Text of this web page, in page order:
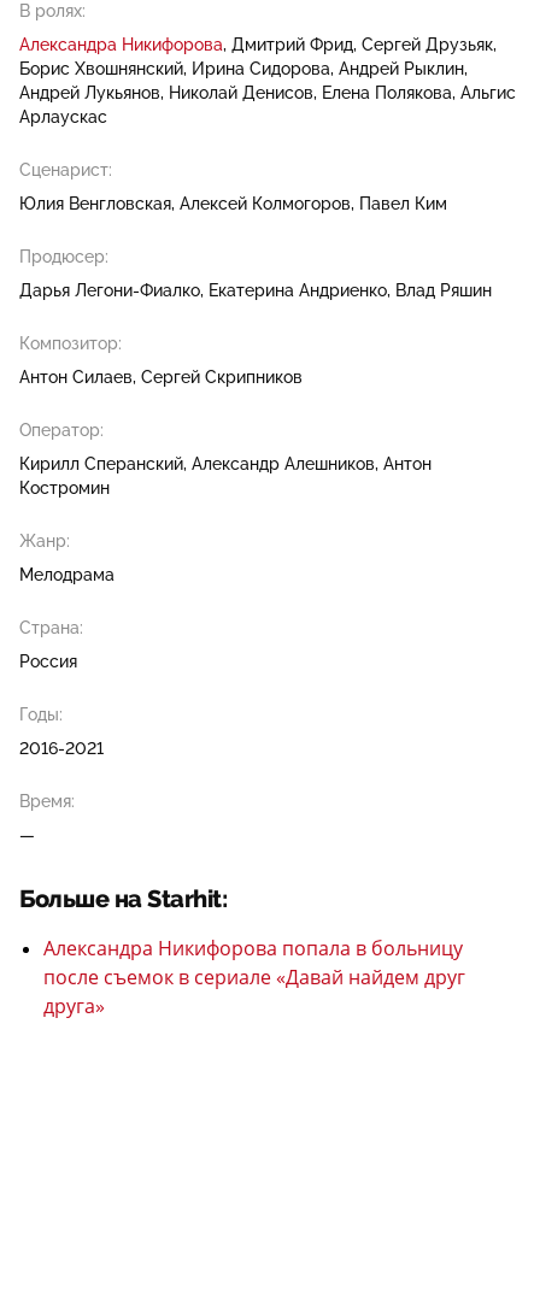
В ролях:
Александра Никифорова Дмитрий Фрид Сергей Друзьяк
Борис Хвошнянский Ирина Сидорова Андрей Рыклин
Андрей Лукьянов
Николай Денисов Елена Полякова Альгис
Арлаускас
Сценарист:
Юлия Венгловская Алексей Колмогоров Павел Ким
Продюсер:
Дарья Легони-Фиалко Екатерина Андриенко Влад Ряшин
Композитор:
Антон Силаев Сергей Скрипников
Оператор:
Кирилл Сперанский Александр Алешников Антон
Костромин
Жанр:
Мелодрама
Страна:
Россия
Годы:
2016-2021
Время:
—
Больше на Starhit:
Александра Никифорова попала в больницу
после съемок в сериале «Давай найдем друг
друга»